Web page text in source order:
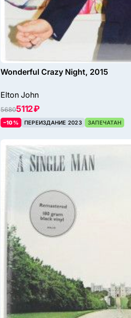
Wonderful Crazy Night, 2015
Elton John
56805112 ₽
–10% ПЕРЕИЗДАНИЕ 2023 ЗАПЕЧАТАН